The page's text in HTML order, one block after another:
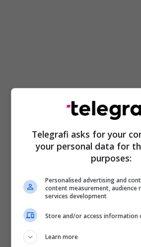
Telegrafi asks for your
your personal data for
purposes:
Personalised advertising and
content measurement, audience
services development
Store and/or access information
Learn more